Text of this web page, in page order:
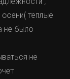
теплые
не было
не